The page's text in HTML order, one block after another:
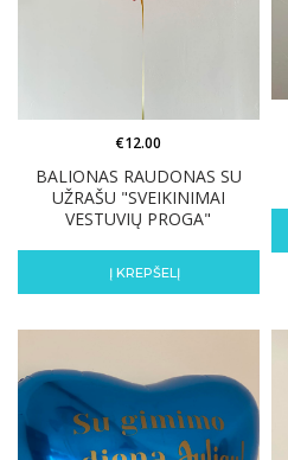
BALIONAS RAUDONAS SU
UŽRAŠU "SVEIKINIMAI
VESTUVIŲ PROGA"
€12.00
Į KREPŠELĮ